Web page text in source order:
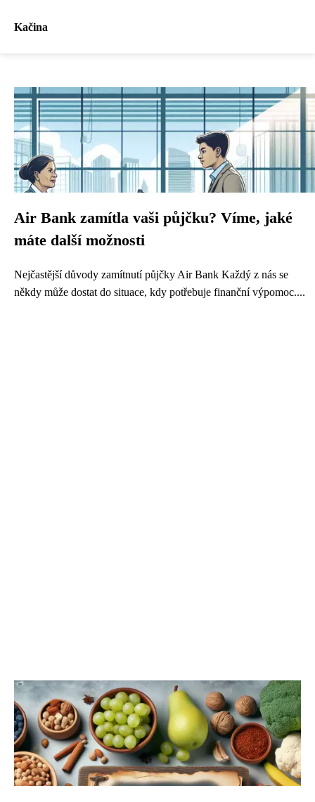
Kačina
Air Bank zamítla vaši půjčku? Víme, jaké
máte další možnosti
Nejčastější důvody zamítnutí půjčky Air Bank Každý z nás se
někdy může dostat do situace, kdy potřebuje finanční výpomoc....